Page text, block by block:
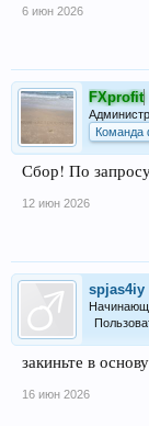
6 июн 2026
FXprofit
Команда
Сбор! По
12 июн 2026
spjas4iy
закиньте в основу
16 июн 2026